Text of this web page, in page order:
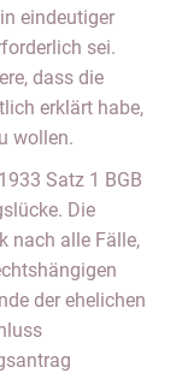
eindeutiger
sei.
dass die
erklärt habe,
wollen.
Satz 1 BGB
Die
nach alle Fälle,
der ehelichen